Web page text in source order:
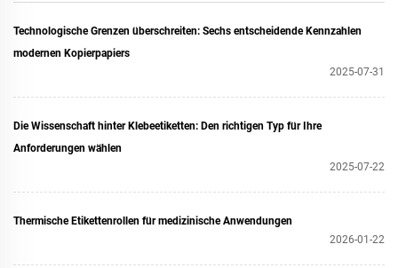
Technologische Grenzen überschreiten: Sechs entscheidende Kennzahlen
modernen Kopierpapiers
2025-07-31
Die Wissenschaft hinter Klebeetiketten: Den richtigen Typ für Ihre
Anforderungen wählen
2025-07-22
Thermische Etikettenrollen für medizinische Anwendungen
2026-01-22